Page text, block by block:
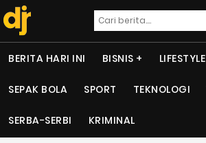
BERITA HARI INI BISNIS LIFESTYLE
SEPAK BOLA SPORT TEKNOLOGI
SERBA-SERBI KRIMINAL